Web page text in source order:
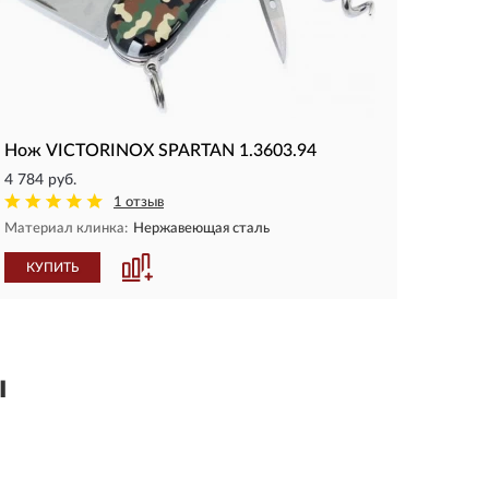
Нож VICTORINOX SPARTAN 1.3603.94
4 784 руб.
1 отзыв
Материал клинка: Нержавеющая сталь
КУПИТЬ